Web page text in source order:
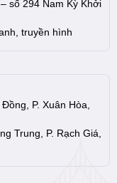
số 294 Nam Kỳ Khởi
truyền hình
P. Xuân Hòa,
Trung, P. Rạch Giá,